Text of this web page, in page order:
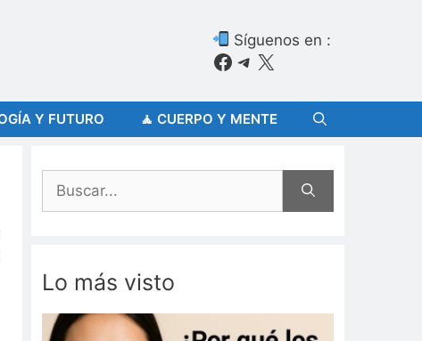
Síguenos en :
Facebook
Telegram
X
Y FUTURO 🧘 CUERPO Y MENTE
Buscar:
Lo más visto